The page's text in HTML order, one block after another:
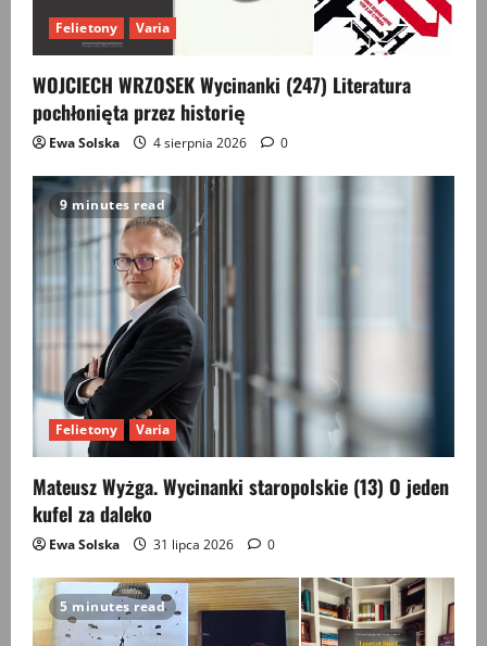
Felietony Varia
WOJCIECH WRZOSEK Wycinanki (247) Literatura
pochłonięta przez historię
Ewa Solska 4 sierpnia 2026 0
9 minutes read
Felietony Varia
Mateusz Wyżga. Wycinanki staropolskie (13) O jeden
kufel za daleko
Ewa Solska 31 lipca 2026 0
5 minutes read